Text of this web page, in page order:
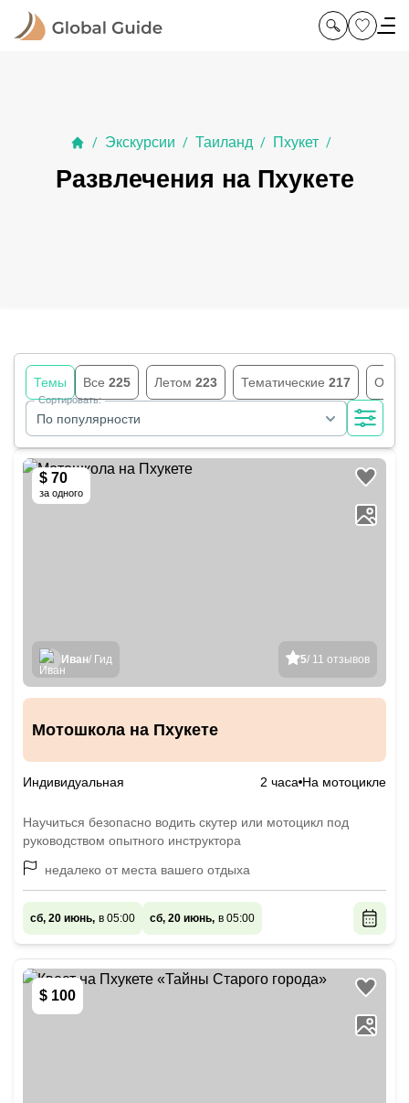
/ Экскурсии / Таиланд / Пхукет /
Развлечения на Пхукете
Темы Все 225 Летом 223 Тематические 217
По популярности
Сортировать:
$ 70
за одного
5/ 11 отзывов
Иван/ Гид
Мотошкола на Пхукете
Индивидуальная 2 часа На мотоцикле
Научиться безопасно водить скутер или мотоцикл под
руководством опытного инструктора
недалеко от места вашего отдыха
сб, 20 июнь, в 05:00 сб, 20 июнь, в 05:00
$ 100